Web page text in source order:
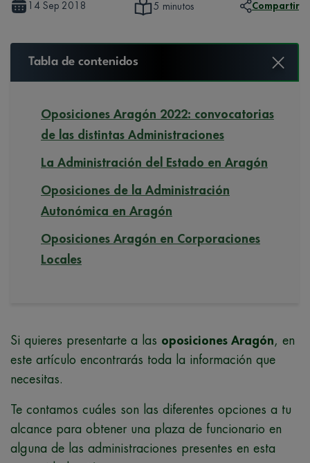
14 Sep 2018 5 minutos Compartir
Tabla de contenidos
Oposiciones Aragón 2022: convocatorias
de las distintas Administraciones
La Administración del Estado en Aragón
Oposiciones de la Administración
Autonómica en Aragón
Oposiciones Aragón en Corporaciones
Locales
Si quieres presentarte a las oposiciones Aragón, en
este artículo encontrarás toda la información que
necesitas.
Te contamos cuáles son las diferentes opciones a tu
alcance para obtener una plaza de funcionario en
alguna de las administraciones presentes en esta